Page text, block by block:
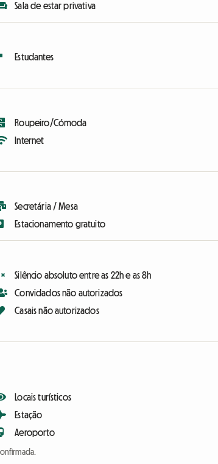
Sala de estar privativa
Estudantes
Roupeiro/Cómoda
Internet
Secretária / Mesa
Estacionamento gratuito
Silêncio absoluto entre as 22h e as 8h
Convidados não autorizados
Casais não autorizados
Locais turísticos
Estação
Aeroporto